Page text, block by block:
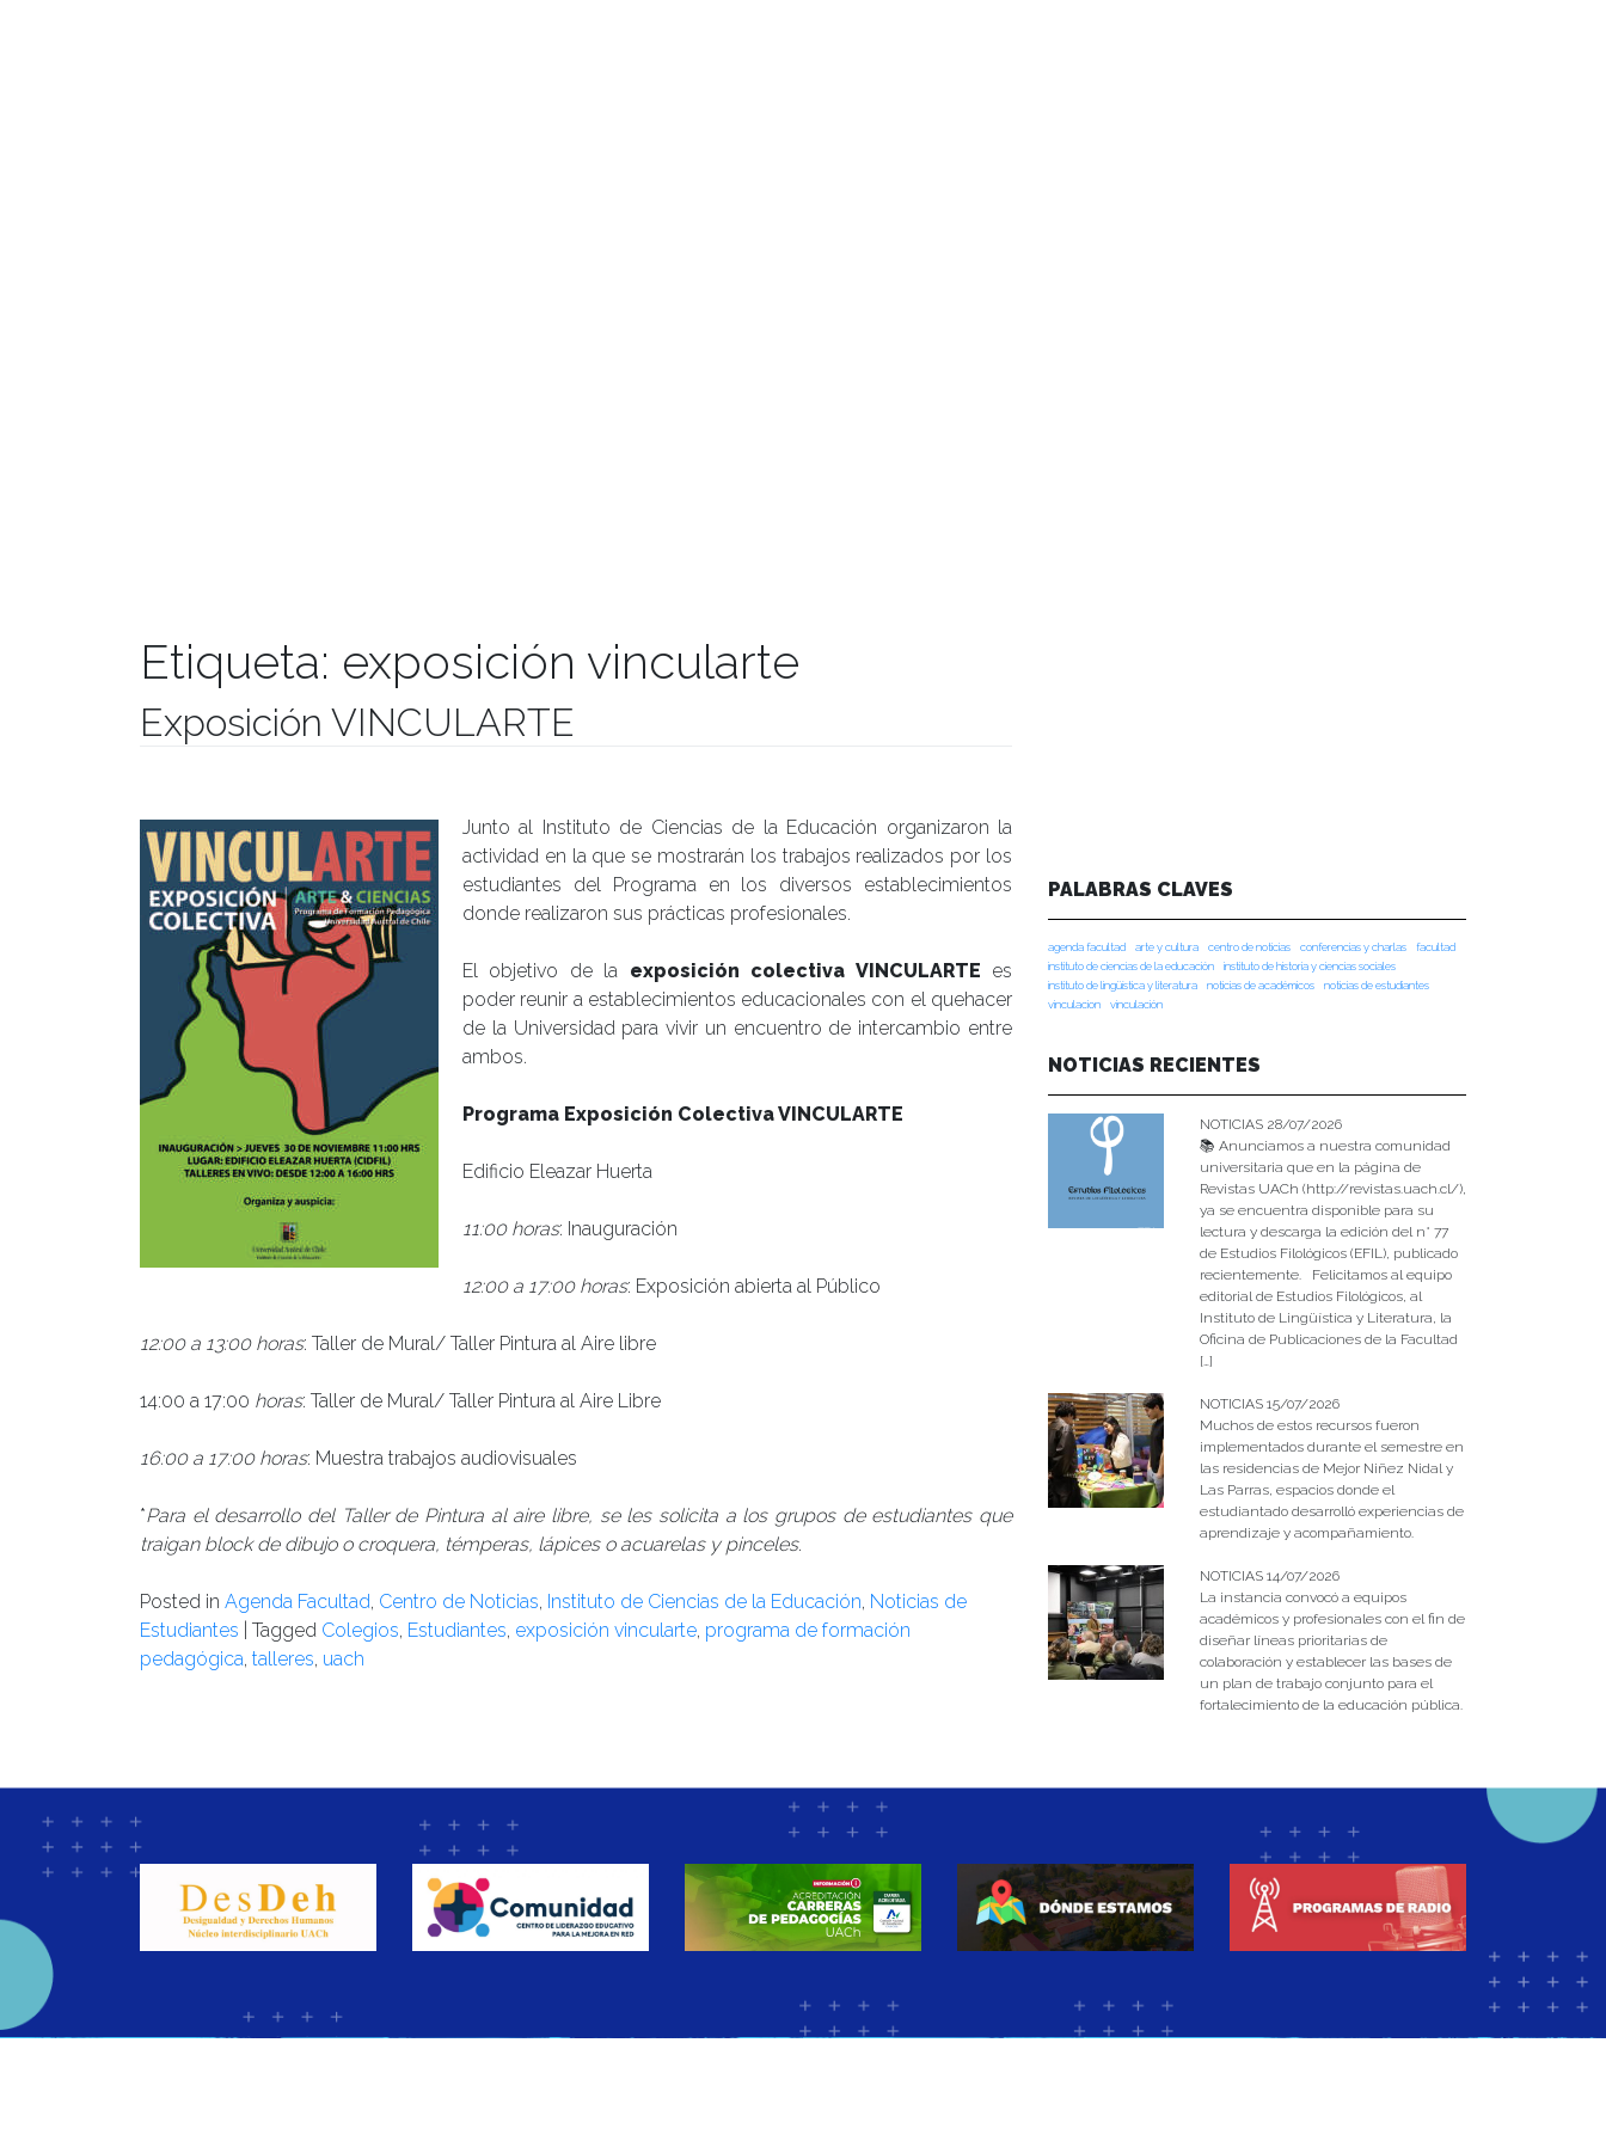
Etiqueta: exposición vincularte
Exposición VINCULARTE
Junto al Instituto de Ciencias de la Educación organizaron la
actividad en la que se mostrarán los trabajos realizados por los
estudiantes del Programa en los diversos establecimientos
donde realizaron sus prácticas profesionales.
El objetivo de la exposición colectiva VINCULARTE es
poder reunir a establecimientos educacionales con el quehacer
de la Universidad para vivir un encuentro de intercambio entre
ambos.
Programa Exposición Colectiva VINCULARTE
Edificio Eleazar Huerta
11:00 horas: Inauguración
12:00 a 17:00 horas: Exposición abierta al Público
12:00 a 13:00 horas: Taller de Mural/ Taller Pintura al Aire libre
14:00 a 17:00 horas: Taller de Mural/ Taller Pintura al Aire Libre
16:00 a 17:00 horas: Muestra trabajos audiovisuales
*Para el desarrollo del Taller de Pintura al aire libre, se les solicita a los grupos de estudiantes que
traigan block de dibujo o croquera, témperas, lápices o acuarelas y pinceles.
Posted in Agenda Facultad, Centro de Noticias, Instituto de Ciencias de la Educación, Noticias de
Estudiantes
Tagged Colegios, Estudiantes, exposición vincularte, programa de formación
pedagógica, talleres, uach
PALABRAS CLAVES
agenda facultad arte y cultura centro de noticias conferencias y charlas
facultad
instituto de ciencias de la educación
instituto de historia y ciencias sociales
instituto de lingüística y literatura
noticias de académicos
noticias de estudiantes
vinculacion
vinculación
NOTICIAS RECIENTES
NOTICIAS 28/07/2026
📚 Anunciamos a nuestra comunidad
universitaria que en la página de
Revistas UACh (http://revistas.uach.cl/),
ya se encuentra disponible para su
lectura y descarga la edición del n° 77
de Estudios Filológicos (EFIL), publicado
recientemente. Felicitamos al equipo
editorial de Estudios Filológicos, al
Instituto de Lingüística y Literatura, la
Oficina de Publicaciones de la Facultad
[…]
NOTICIAS 15/07/2026
Muchos de estos recursos fueron
implementados durante el semestre en
las residencias de Mejor Niñez Nidal y
Las Parras, espacios donde el
estudiantado desarrolló experiencias de
aprendizaje y acompañamiento.
NOTICIAS 14/07/2026
La instancia convocó a equipos
académicos y profesionales con el fin de
diseñar líneas prioritarias de
colaboración y establecer las bases de
un plan de trabajo conjunto para el
fortalecimiento de la educación pública.